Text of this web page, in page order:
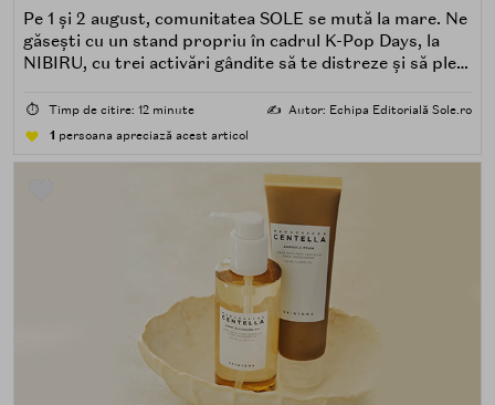
Pe 1 și 2 august, comunitatea SOLE se mută la mare. Ne
găsești cu un stand propriu în cadrul K-Pop Days, la
NIBIRU, cu trei activări gândite să te distreze și să pleci
⏱️ Timp de citire: 12 minute ✍️ Autor: Echipa Editorială Sole.ro
1 persoana apreciază acest articol